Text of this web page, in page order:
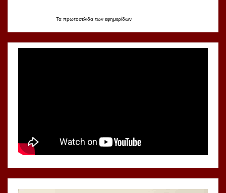
Τα πρωτοσέλιδα των εφημερίδων